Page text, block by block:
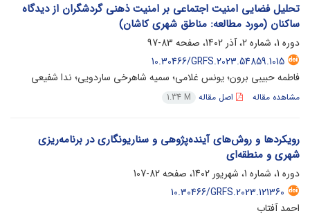
تحلیل فضایی امنیت اجتماعی بر امنیت ذهنی گردشگران از دیدگاه
ساکنان (مورد مطالعه: مناطق شهری کاشان)
دوره 1، شماره 2، آذر 1402، صفحه
83-97
10.30466/GRFS.2023.54859.1015
فاطمه حبیبی برون؛ یونس غلامی؛ سمیه شاهرخی ساردویی؛ ندا شفیعی
مشاهده مقاله اصل مقاله 1.34 M
رویکردها و روش‌های آینده‌پژوهی و سناریونگاری در برنامه‌ریزی
شهری و منطقه‌ای
دوره 1، شماره 1، شهریور 1402، صفحه
82-107
10.30466/GRFS.2023.121360
احمد آفتاب